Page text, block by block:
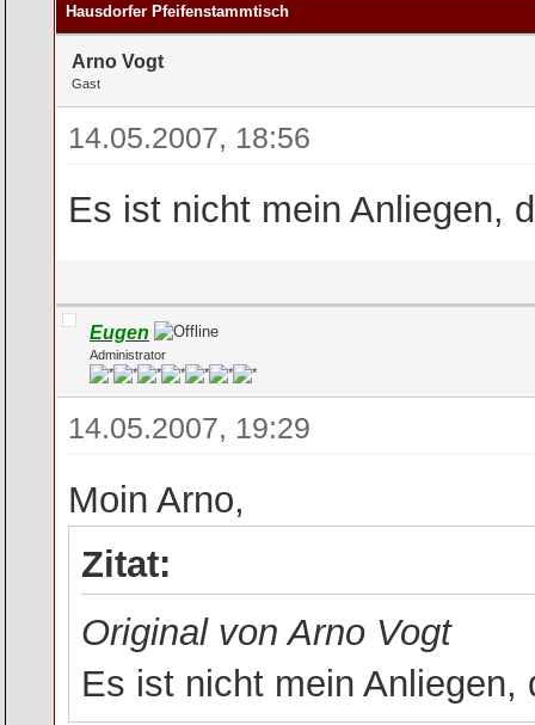
Hausdorfer Pfeifenstammtisch
Arno Vogt
Gast
14.05.2007, 18:56
Es ist nicht mein Anliegen,
Eugen
Administrator
14.05.2007, 19:29
Moin Arno,
Zitat:
Original von Arno Vogt
Es ist nicht mein Anliegen,